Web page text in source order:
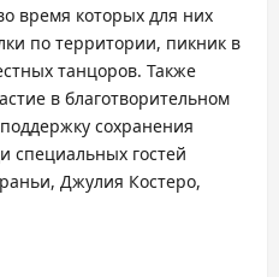
время которых для них
по территории, пикник в
танцоров. Также
в благотворительном
сохранения
специальных гостей
Джулия Костеро,